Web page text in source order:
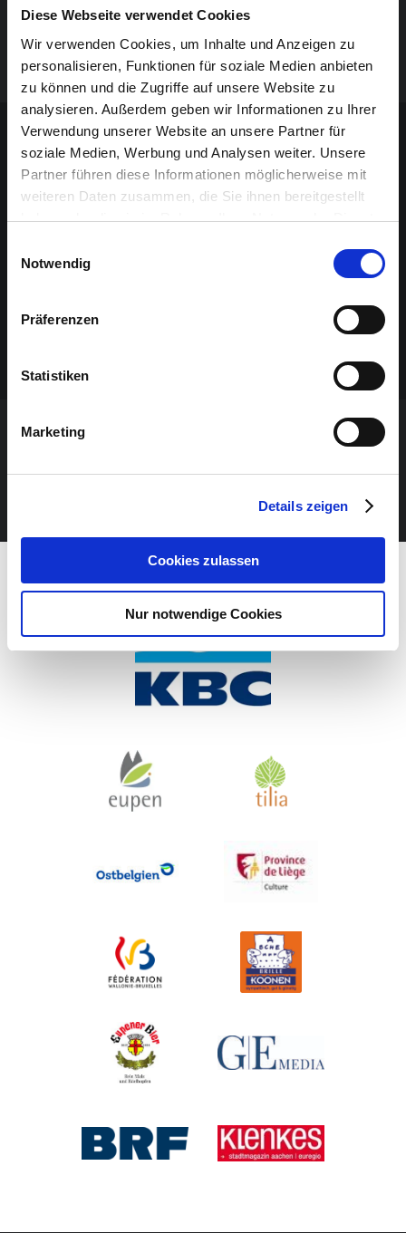
Diese Webseite verwendet Cookies
Wir verwenden Cookies, um Inhalte und Anzeigen zu
personalisieren, Funktionen für soziale Medien anbieten
zu können und die Zugriffe auf unsere Website zu
analysieren. Außerdem geben wir Informationen zu Ihrer
Verwendung unserer Website an unsere Partner für
soziale Medien, Werbung und Analysen weiter. Unsere
Partner führen diese Informationen möglicherweise mit
weiteren Daten zusammen, die Sie ihnen bereitgestellt
haben oder die sie im Rahmen Ihrer Nutzung der Dienste
Notwendig
Präferenzen
Statistiken
Marketing
Details zeigen
Cookies zulassen
Nur notwendige Cookies
angeboten.
Prost & Santé
Sponsoren-Inhalt
JETZT UNSEREN NEWSLETTER ABONNIEREN